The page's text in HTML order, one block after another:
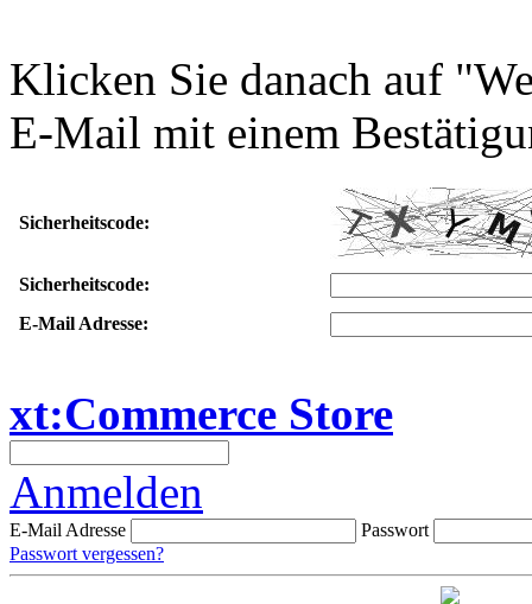
Klicken Sie danach auf
E-Mail mit einem
Sicherheitscode:
Sicherheitscode:
E-Mail Adresse:
xt:Commerce Store
Anmelden
E-Mail Adresse
Passwort
Passwort vergessen?